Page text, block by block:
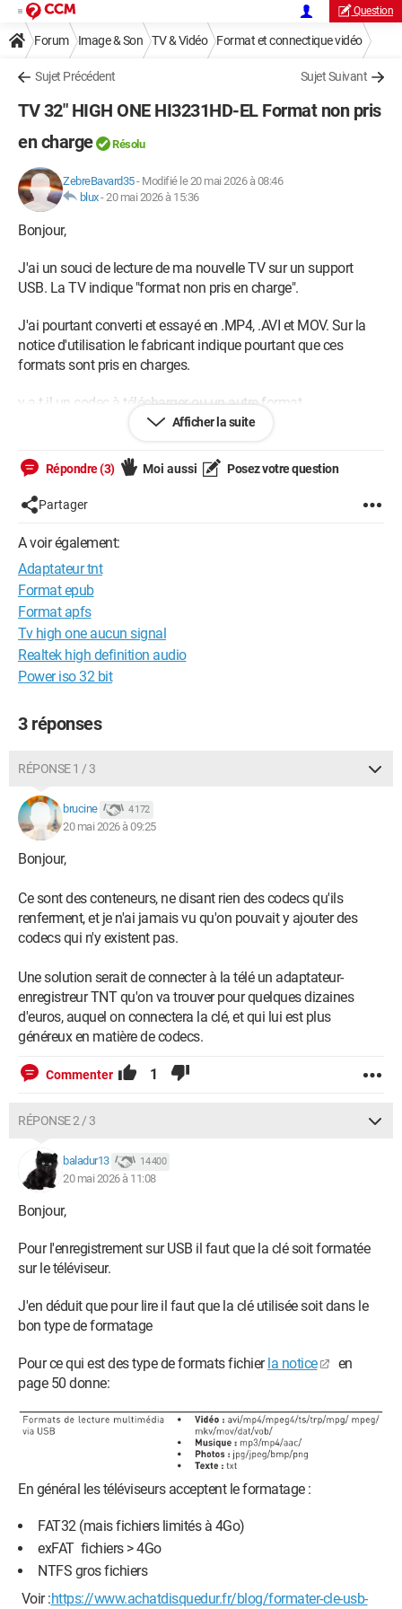
Question
Forum Image & Son TV & Vidéo Format et connectique vidéo
Sujet Précédent Sujet Suivant
TV 32" HIGH ONE HI3231HD-EL Format non pris
en charge
Résolu
ZebreBavard35- Modifié le 20 mai 2026 à 08:46
blux-20 mai 2026 à 15:36
Bonjour,
J'ai un souci de lecture de ma nouvelle TV sur un support
USB. La TV indique "format non pris en charge".
J'ai pourtant converti et essayé en .MP4, .AVI et MOV. Sur la
notice d'utilisation le fabricant indique pourtant que ces
formats sont pris en charges.
y-a-t-il un codec à télécharger ou un autre format
Pour information, la taille des fichiers varient de 12MO (.MOV)
à 48.5MO (.MP4).
Il s'agit d'un support TV pour un hall d'accueil et n'est pas
raccordé à internet. (Mise à jour?)
Merci de votre aide
Windows / Edge 148.0.0.0
Afficher la suite
Répondre (3) Moi aussi Posez votre question
Partager
A voir également:
Adaptateur tnt
Format epub
Format apfs
Tv high one aucun signal
Realtek high definition audio
Power iso 32 bit
3 réponses
RÉPONSE 1 / 3
brucine 4 172
20 mai 2026 à 09:25
Bonjour,
Ce sont des conteneurs, ne disant rien des codecs qu'ils
renferment, et je n'ai jamais vu qu'on pouvait y ajouter des
codecs qui n'y existent pas.
Une solution serait de connecter à la télé un adaptateur-
enregistreur TNT qu'on va trouver pour quelques dizaines
d'euros, auquel on connectera la clé, et qui lui est plus
généreux en matière de codecs.
Commenter 1
RÉPONSE 2 / 3
baladur13 14 400
20 mai 2026 à 11:08
Bonjour,
Pour l'enregistrement sur USB il faut que la clé soit formatée
sur le téléviseur.
J'en déduit que pour lire il faut que la clé utilisée soit dans le
bon type de formatage
Pour ce qui est des type de formats fichierla notice
en
page 50 donne:
En général les téléviseurs acceptent le formatage :
FAT32 (mais fichiers limités à 4Go)
exFAT fichiers > 4Go
NTFS gros fichiers
Voir :https://www.achatdisquedur.fr/blog/formater-cle-usb-